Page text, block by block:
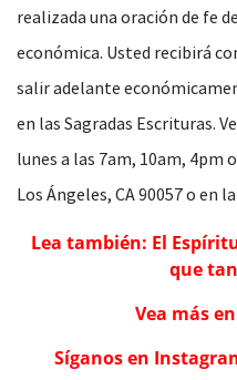
realizada una oración de fe
económica. Usted recibirá
salir adelante
en las Sagradas Escrituras.
lunes a las 7am, 10am, 4pm
Los Ángeles, CA 90057 o en
Lea también: El
que
Vea más
Síganos en